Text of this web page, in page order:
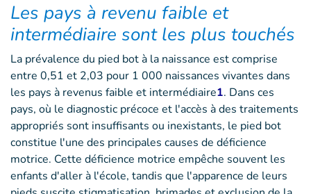
Les pays à revenu faible et
intermédiaire sont les plus touchés
La prévalence du pied bot à la naissance est comprise
entre 0,51 et 2,03 pour 1 000 naissances vivantes dans
les pays à revenus faible et intermédiaire1. Dans ces
pays, où le diagnostic précoce et l'accès à des traitements
appropriés sont insuffisants ou inexistants, le pied bot
constitue l'une des principales causes de déficience
motrice. Cette déficience motrice empêche souvent les
enfants d'aller à l'école, tandis que l'apparence de leurs